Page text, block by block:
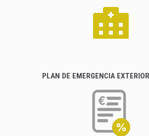
PLAN DE EMERGENCIA